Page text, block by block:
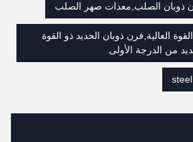
ذوبان الصلب,معدات صهر الصلب
العالية,فرن ذوبان الحديد ذو القوة
من الدرجة الأولى